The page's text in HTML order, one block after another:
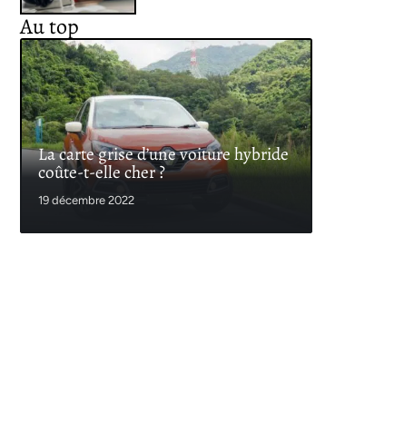
Au top
La carte grise d’une voiture hybride
coûte-t-elle cher ?
19 décembre 2022